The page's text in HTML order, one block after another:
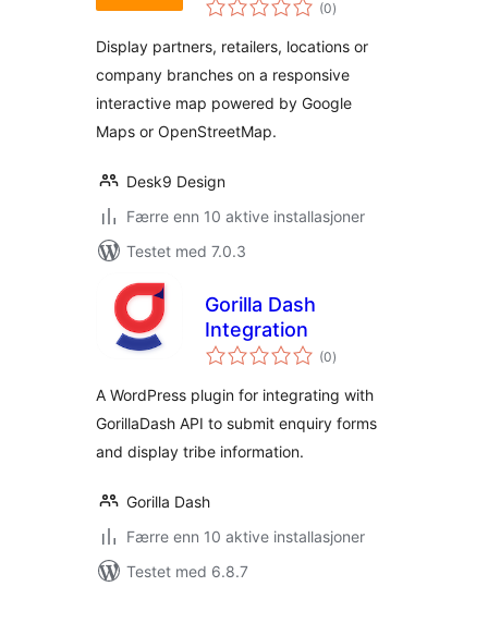
(0vurderinger
)
Display partners, retailers, locations or
company branches on a responsive
interactive map powered by Google
Maps or OpenStreetMap.
Desk9 Design
Færre enn 10 aktive installasjoner
Testet med 7.0.3
Gorilla Dash
Integration
(0totale
vurderinger
)
A WordPress plugin for integrating with
GorillaDash API to submit enquiry forms
and display tribe information.
Gorilla Dash
Færre enn 10 aktive installasjoner
Testet med 6.8.7